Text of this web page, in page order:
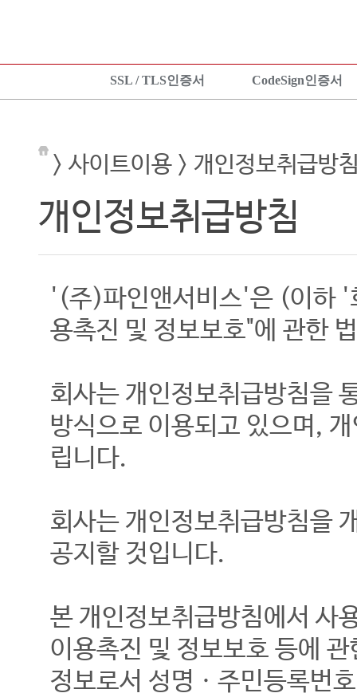
SSL / TLS인증서 CodeSign인증서
상품신청
TEST 인증서 신청
상품보기
설치가이드
상품신
> 사이트이용 > 개인정보취급방
개인정보취급방침
'(주)파인앤서비스'은 (이하 '
용촉진 및 정보보호"에 관한
회사는 개인정보취급방침을
방식으로 이용되고 있으며,
립니다.
회사는 개인정보취급방침을
공지할 것입니다.
본 개인정보취급방침에서 사
이용촉진 및 정보보호 등에
정보로서 성명ㆍ주민등록번